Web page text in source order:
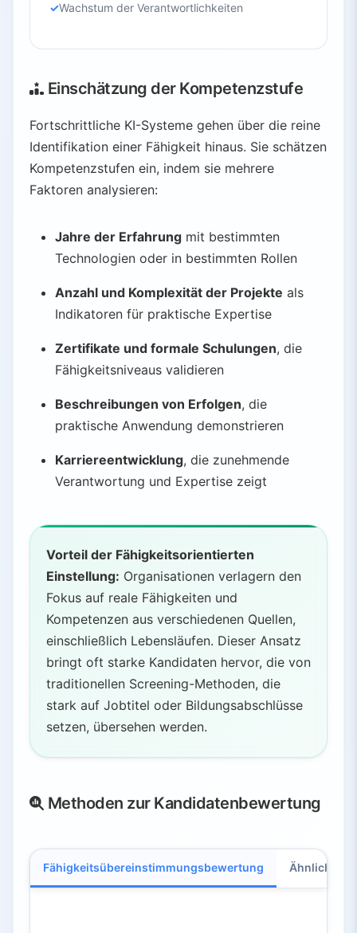
Wachstum der Verantwortlichkeiten
Einschätzung der Kompetenzstufe
Fortschrittliche KI-Systeme gehen über die reine
Identifikation einer Fähigkeit hinaus. Sie schätzen
Kompetenzstufen ein, indem sie mehrere
Faktoren analysieren:
Jahre der Erfahrung mit bestimmten
Technologien oder in bestimmten Rollen
Anzahl und Komplexität der Projekte als
Indikatoren für praktische Expertise
Zertifikate und formale Schulungen, die
Fähigkeitsniveaus validieren
Beschreibungen von Erfolgen, die
praktische Anwendung demonstrieren
Karriereentwicklung, die zunehmende
Verantwortung und Expertise zeigt
Vorteil der Fähigkeitsorientierten
Einstellung: Organisationen verlagern den
Fokus auf reale Fähigkeiten und
Kompetenzen aus verschiedenen Quellen,
einschließlich Lebensläufen. Dieser Ansatz
bringt oft starke Kandidaten hervor, die von
traditionellen Screening-Methoden, die
stark auf Jobtitel oder Bildungsabschlüsse
setzen, übersehen werden.
Methoden zur Kandidatenbewertung
Fähigkeitsübereinstimmungsbewertung